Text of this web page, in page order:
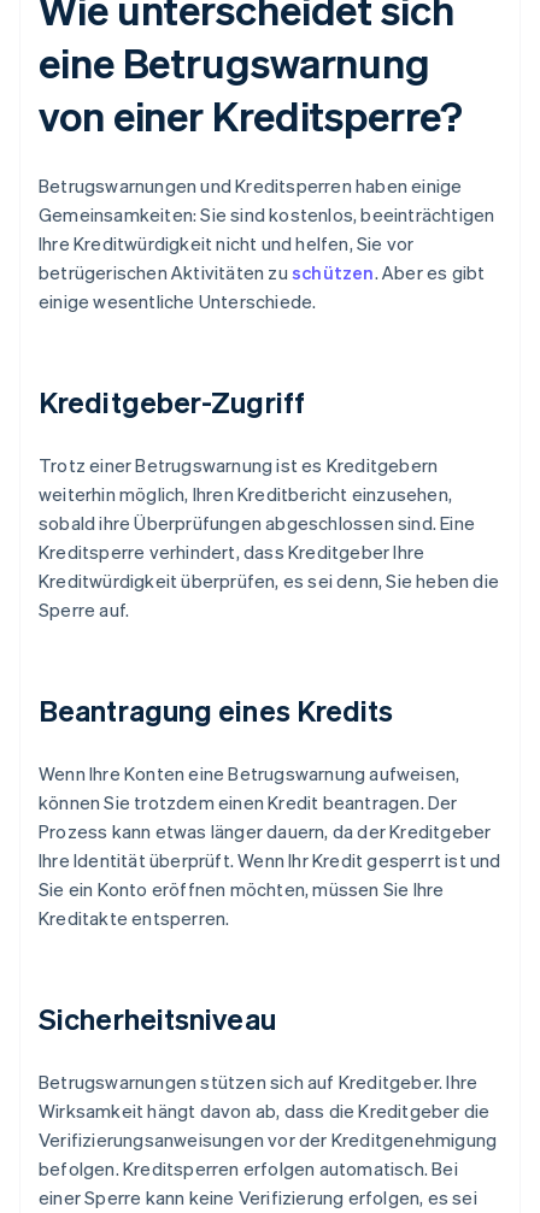
eine Betrugswarnung
von einer Kreditsperre?
Betrugswarnungen und Kreditsperren haben einige
Gemeinsamkeiten: Sie sind kostenlos, beeinträchtigen
Ihre Kreditwürdigkeit nicht und helfen, Sie vor
betrügerischen Aktivitäten zu schützen. Aber es gibt
einige wesentliche Unterschiede.
Kreditgeber-Zugriff
Trotz einer Betrugswarnung ist es Kreditgebern
weiterhin möglich, Ihren Kreditbericht einzusehen,
sobald ihre Überprüfungen abgeschlossen sind. Eine
Kreditsperre verhindert, dass Kreditgeber Ihre
Kreditwürdigkeit überprüfen, es sei denn, Sie heben die
Sperre auf.
Beantragung eines Kredits
Wenn Ihre Konten eine Betrugswarnung aufweisen,
können Sie trotzdem einen Kredit beantragen. Der
Prozess kann etwas länger dauern, da der Kreditgeber
Ihre Identität überprüft. Wenn Ihr Kredit gesperrt ist und
Sie ein Konto eröffnen möchten, müssen Sie Ihre
Kreditakte entsperren.
Sicherheitsniveau
Betrugswarnungen stützen sich auf Kreditgeber. Ihre
Wirksamkeit hängt davon ab, dass die Kreditgeber die
Verifizierungsanweisungen vor der Kreditgenehmigung
befolgen. Kreditsperren erfolgen automatisch. Bei
einer Sperre kann keine Verifizierung erfolgen, es sei